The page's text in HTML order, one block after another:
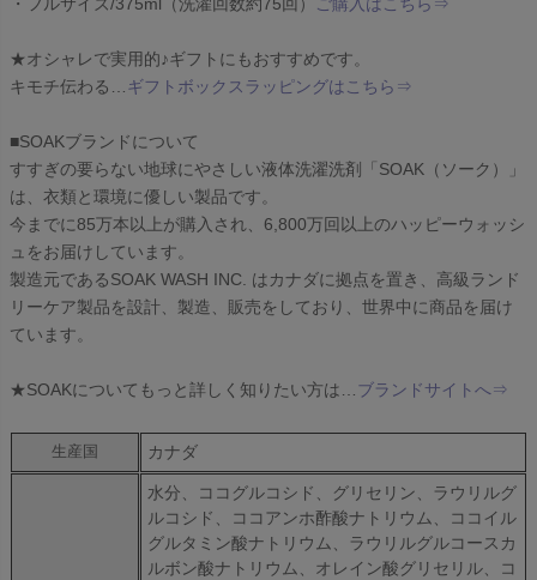
・フルサイズ/375ml（洗濯回数約75回） ご購入はこちら⇒
★オシャレで実用的♪ギフトにもおすすめです。
キモチ伝わる…ギフトボックスラッピングはこちら⇒
■SOAKブランドについて
すすぎの要らない地球にやさしい液体洗濯洗剤「SOAK（ソーク）」
は、衣類と環境に優しい製品です。
今までに85万本以上が購入され、6,800万回以上のハッピーウォッシ
ュをお届けしています。
製造元であるSOAK WASH INC. はカナダに拠点を置き、高級ランド
リーケア製品を設計、製造、販売をしており、世界中に商品を届け
ています。
★SOAKについてもっと詳しく知りたい方は…ブランドサイトへ⇒
生産国 カナダ
水分、ココグルコシド、グリセリン、ラウリルグ
ルコシド、ココアンホ酢酸ナトリウム、ココイル
グルタミン酸ナトリウム、ラウリルグルコースカ
ルボン酸ナトリウム、オレイン酸グリセリル、コ